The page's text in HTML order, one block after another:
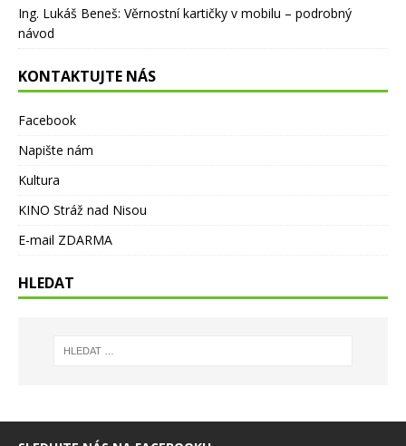
Ing. Lukáš Beneš: Věrnostní kartičky v mobilu – podrobný
návod
KONTAKTUJTE NÁS
Facebook
Napište nám
Kultura
KINO Stráž nad Nisou
E-mail ZDARMA
HLEDAT